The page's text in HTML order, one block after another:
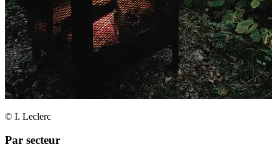
© I. Leclerc
Par secteur